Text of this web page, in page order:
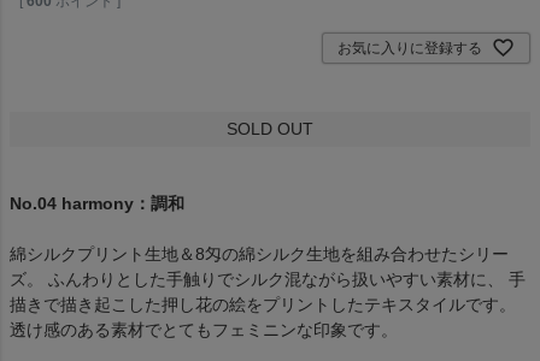
お気に入りに登録する
SOLD OUT
No.04 harmony：調和
綿シルクプリント生地＆8匁の綿シルク生地を組み合わせたシリー
ズ。 ふんわりとした手触りでシルク混ながら扱いやすい素材に、 手
描きで描き起こした押し花の絵をプリントしたテキスタイルです。
透け感のある素材でとてもフェミニンな印象です。